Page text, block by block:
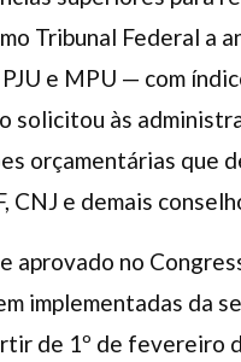
Tribunal Federal a
e MPU — com
às
orçamentárias que
CNJ e demais
aprovado no
implementadas da
de 1º de fevereiro